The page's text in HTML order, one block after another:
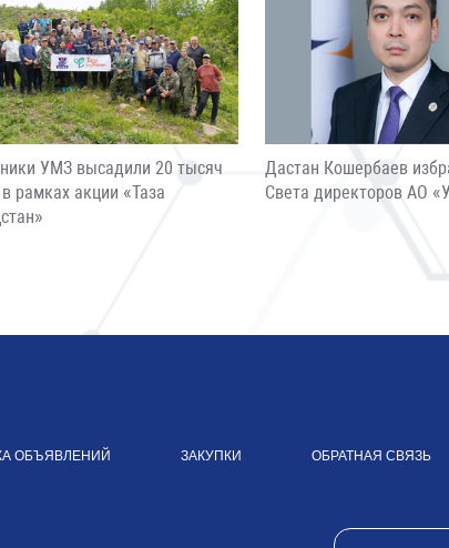
УМЗ высадили 20 тысяч
рамках акции «Таза
Дастан Кошербаев
Света директоров АО
ОБЪЯВЛЕНИЙ ЗАКУПКИ ОБРАТНАЯ СВЯЗЬ